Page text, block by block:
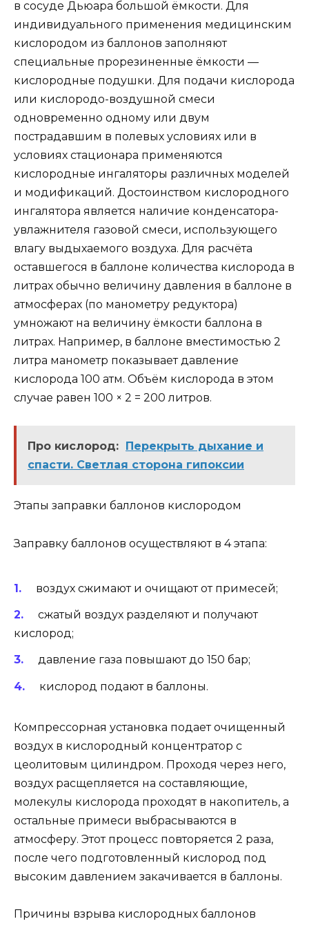
в сосуде Дьюара большой ёмкости. Для
индивидуального применения медицинским
кислородом из баллонов заполняют
специальные прорезиненные ёмкости —
кислородные подушки. Для подачи кислорода
или кислородо-воздушной смеси
одновременно одному или двум
пострадавшим в полевых условиях или в
условиях стационара применяются
кислородные ингаляторы различных моделей
и модификаций. Достоинством кислородного
ингалятора является наличие конденсатора-
увлажнителя газовой смеси, использующего
влагу выдыхаемого воздуха. Для расчёта
оставшегося в баллоне количества кислорода в
литрах обычно величину давления в баллоне в
атмосферах (по манометру редуктора)
умножают на величину ёмкости баллона в
литрах. Например, в баллоне вместимостью 2
литра манометр показывает давление
кислорода 100 атм. Объём кислорода в этом
случае равен 100 × 2 = 200 литров.
Про кислород:
Перекрыть дыхание и
спасти. Светлая сторона гипоксии
Этапы заправки баллонов кислородом
Заправку баллонов осуществляют в 4 этапа:
воздух сжимают и очищают от примесей;
сжатый воздух разделяют и получают
кислород;
давление газа повышают до 150 бар;
кислород подают в баллоны.
Компрессорная установка подает очищенный
воздух в кислородный концентратор с
цеолитовым цилиндром. Проходя через него,
воздух расщепляется на составляющие,
молекулы кислорода проходят в накопитель, а
остальные примеси выбрасываются в
атмосферу. Этот процесс повторяется 2 раза,
после чего подготовленный кислород под
высоким давлением закачивается в баллоны.
Причины взрыва кислородных баллонов